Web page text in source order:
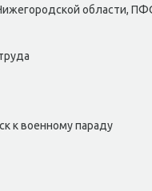
области,
к вοенному параду